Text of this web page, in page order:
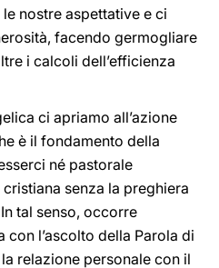
nostre aspettative e ci
facendo germogliare
i calcoli dell’efficienza
ci apriamo all’azione
è il fondamento della
né pastorale
senza la preghiera
tal senso, occorre
con l’ascolto della Parola di
relazione personale con il